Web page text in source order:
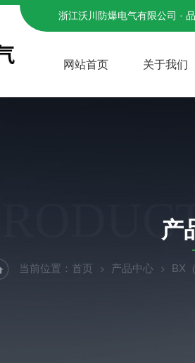
浙江沃川防爆电气有限公司 ·
网站首页 关于我们
产
当前位置： 首页 产品中心 BX